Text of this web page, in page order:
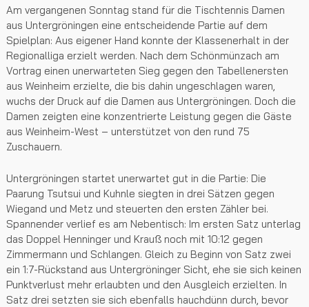
Am vergangenen Sonntag stand für die Tischtennis Damen
aus Untergröningen eine entscheidende Partie auf dem
Spielplan: Aus eigener Hand konnte der Klassenerhalt in der
Regionalliga erzielt werden. Nach dem Schönmünzach am
Vortrag einen unerwarteten Sieg gegen den Tabellenersten
aus Weinheim erzielte, die bis dahin ungeschlagen waren,
wuchs der Druck auf die Damen aus Untergröningen. Doch die
Damen zeigten eine konzentrierte Leistung gegen die Gäste
aus Weinheim-West – unterstützet von den rund 75
Zuschauern.
Untergröningen startet unerwartet gut in die Partie: Die
Paarung Tsutsui und Kuhnle siegten in drei Sätzen gegen
Wiegand und Metz und steuerten den ersten Zähler bei.
Spannender verlief es am Nebentisch: Im ersten Satz unterlag
das Doppel Henninger und Krauß noch mit 10:12 gegen
Zimmermann und Schlangen. Gleich zu Beginn von Satz zwei
ein 1:7-Rückstand aus Untergröninger Sicht, ehe sie sich keinen
Punktverlust mehr erlaubten und den Ausgleich erzielten. In
Satz drei setzten sie sich ebenfalls hauchdünn durch, bevor